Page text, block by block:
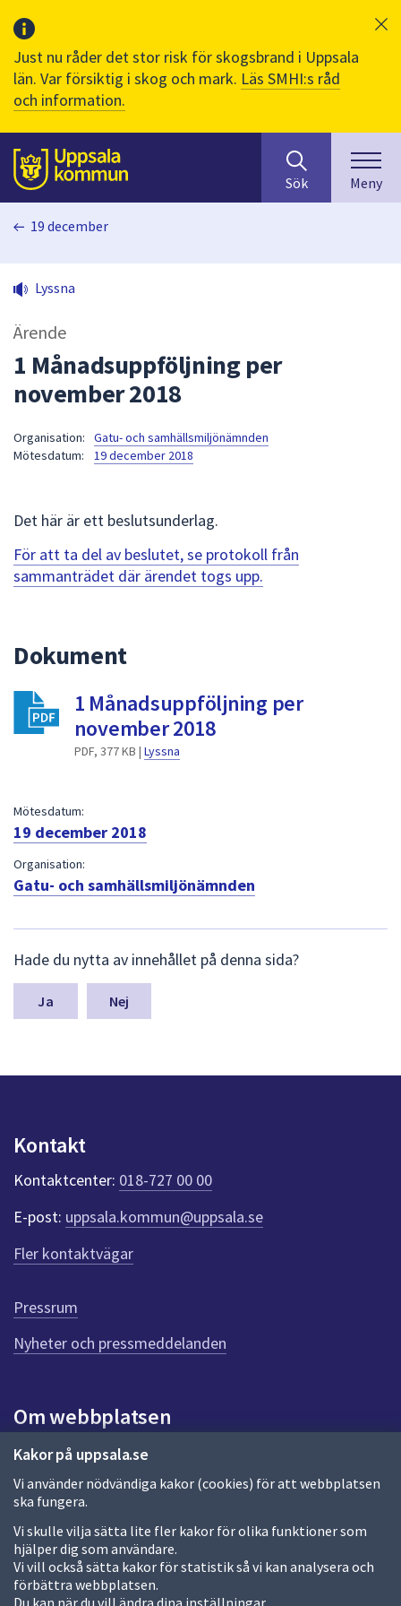
Just nu råder det stor risk för skogsbrand i Uppsala
län. Var försiktig i skog och mark. Läs SMHI:s råd
och information.
Till sidans
huvudinnehåll
efter
innehåll
på
sökfältet
kommer
presenteras
för
att
navigera
för
Sök Meny
Kakor på uppsala.se
Vi använder nödvändiga kakor (cookies) för att webbplatsen
ska fungera.
Vi skulle vilja sätta lite fler kakor för olika funktioner som
hjälper dig som användare.
Vi vill också sätta kakor för statistik så vi kan analysera och
förbättra webbplatsen.
Du kan när du vill ändra dina inställningar.
19 december
Lyssna
Ärende
1 Månadsuppföljning per
november 2018
Organisation:
Gatu- och samhällsmiljönämnden
Mötesdatum:
19 december 2018
Det här är ett beslutsunderlag.
För att ta del av beslutet, se protokoll från
sammanträdet där ärendet togs upp.
Dokument
1 Månadsuppföljning per
november 2018
PDF, 377 KB | Lyssna
Mötesdatum:
19 december 2018
Organisation:
Gatu- och samhällsmiljönämnden
ä
m
a
n
k
t
e
r
f
ö
r
e
n
n
a
d
a
Hade du nytta av innehållet på denna sida?
Nej
Kontakt
Kontaktcenter: 018-727 00 00
E-post: uppsala.kommun@uppsala.se
Fler kontaktvägar
Pressrum
Nyheter och pressmeddelanden
Om webbplatsen
Om webbplatsen
Allmänna handlingar och diarium
Behandling av personuppgifter
Kakor
Språk (other languages)